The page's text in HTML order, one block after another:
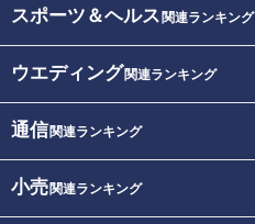
スポーツ＆ヘルス 関連ランキング
ウエディング関連ランキング
通信関連ランキング
小売関連ランキング